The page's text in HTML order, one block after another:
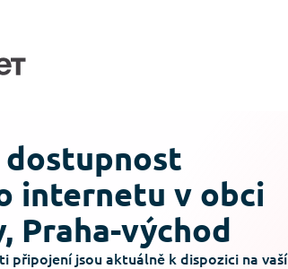
internetu v obci
Praha-východ
připojení jsou aktuálně k dispozici na vaší